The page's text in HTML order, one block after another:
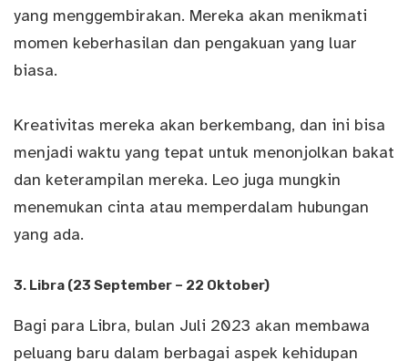
yang menggembirakan. Mereka akan menikmati
momen keberhasilan dan pengakuan yang luar
biasa.
Kreativitas mereka akan berkembang, dan ini bisa
menjadi waktu yang tepat untuk menonjolkan bakat
dan keterampilan mereka. Leo juga mungkin
menemukan cinta atau memperdalam hubungan
yang ada.
3. Libra (23 September – 22 Oktober)
Bagi para Libra, bulan Juli 2023 akan membawa
peluang baru dalam berbagai aspek kehidupan